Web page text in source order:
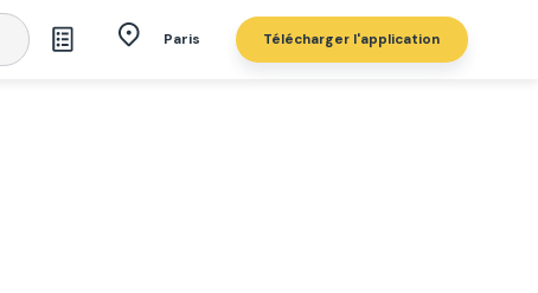
Paris Télécharger l'application